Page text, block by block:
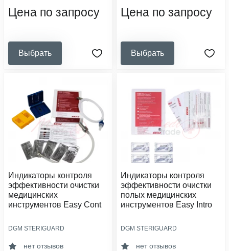
Цена по запросу
Выбрать
Цена по запросу
Выбрать
Индикаторы контроля
эффективности очистки
медицинских
инструментов Easy Cont
химический
DGM STERIGUARD
нет отзывов
Индикаторы контроля
эффективности очистки
полых медицинских
инструментов Easy Intro
химический
DGM STERIGUARD
нет отзывов